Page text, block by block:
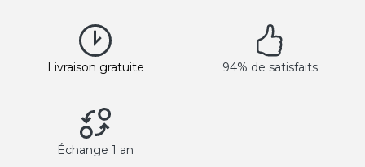
Livraison gratuite 94% de satisfaits
Échange 1 an